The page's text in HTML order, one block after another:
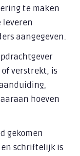
te maken
leveren
aangegeven.
verstrekt, is
hoeven
gekomen
schriftelijk is